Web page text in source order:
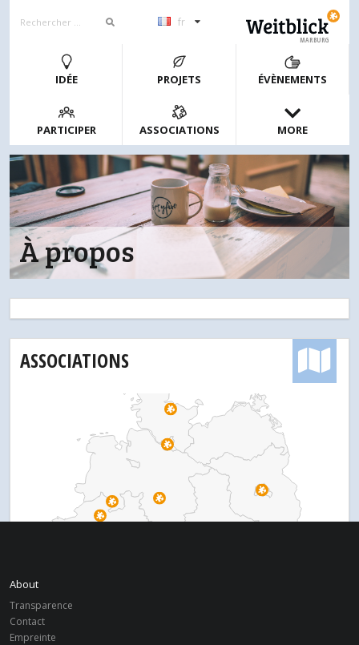
fr
MARBURG
IDÉE PROJETS ÉVÈNEMENTS
PARTICIPER ASSOCIATIONS MORE
À propos
ASSOCIATIONS
About
Transparence
Contact
Empreinte